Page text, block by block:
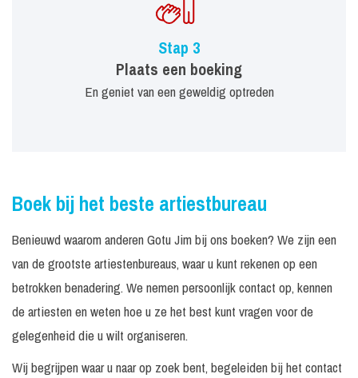
Stap 3
Plaats een boeking
En geniet van een geweldig optreden
Boek bij het beste artiestbureau
Benieuwd waarom anderen Gotu Jim bij ons boeken? We zijn een
van de grootste artiestenbureaus, waar u kunt rekenen op een
betrokken benadering. We nemen persoonlijk contact op, kennen
de artiesten en weten hoe u ze het best kunt vragen voor de
gelegenheid die u wilt organiseren.
Wij begrijpen waar u naar op zoek bent, begeleiden bij het contact